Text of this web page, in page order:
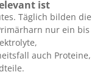
ist
Täglich bilden die
nur ein bis
auch Proteine,